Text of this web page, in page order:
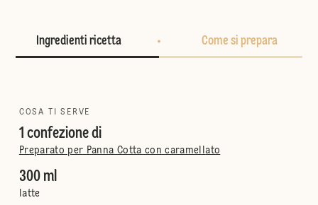
Ingredienti ricetta Come si prepara
COSA TI SERVE
1 confezione di
Preparato per Panna Cotta con caramellato
300 ml
latte